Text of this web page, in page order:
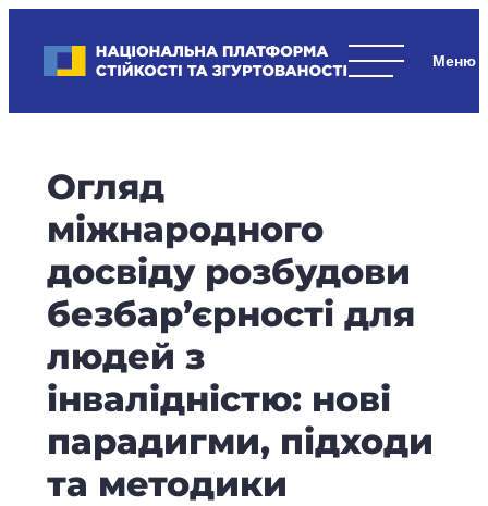
content
Національна платформа стійкості та згуртованості
стратегічні
стійкість
держави
та
суспільства,
згуртованість
та
єдність.
Огляд
міжнародного
досвіду розбудови
безбар’єрності для
людей з
інвалідністю: нові
парадигми, підходи
та методики